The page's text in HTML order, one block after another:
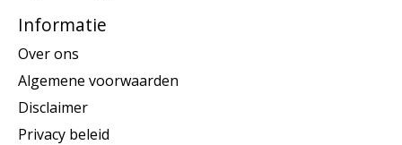
Informatie
Over ons
Algemene voorwaarden
Disclaimer
Privacy beleid